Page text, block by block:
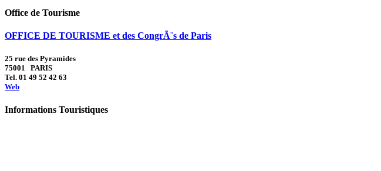
Office de Tourisme
OFFICE DE TOURISME et des CongrÃ¨s de Paris
25 rue des Pyramides
75001 PARIS
Tel. 01 49 52 42 63
Web
Informations Touristiques